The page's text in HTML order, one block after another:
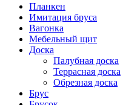
Планкен
Имитация бруса
Вагонка
Мебельный щит
Доска
Палубная доска
Террасная доска
Обрезная доска
Брус